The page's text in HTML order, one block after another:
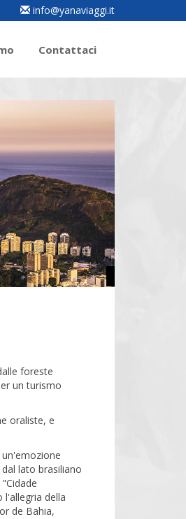
info@yanaviaggi.it
Contattaci
foreste
un turismo
oraliste, e
lato brasiliano
l'allegria della
de Bahia,